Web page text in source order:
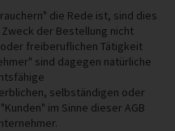
die Rede ist, sind dies
der Bestellung nicht
freiberuflichen Tätigkeit
sind dagegen natürliche
selbständigen oder
im Sinne dieser AGB